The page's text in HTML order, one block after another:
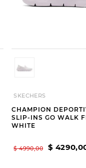
SKECHERS
CHAMPION
SLIP-INS GO WALK
WHITE
$ 4990,00 $ 4290,